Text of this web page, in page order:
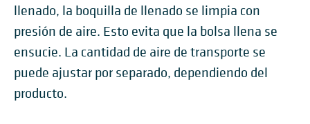
llenado, la boquilla de llenado se limpia con
presión de aire. Esto evita que la bolsa llena se
ensucie. La cantidad de aire de transporte se
puede ajustar por separado, dependiendo del
producto.